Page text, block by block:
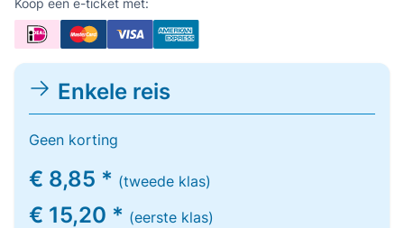
Koop een e-ticket met:
Enkele reis
Geen korting
€ 8,85 * (tweede klas)
€ 15,20 * (eerste klas)